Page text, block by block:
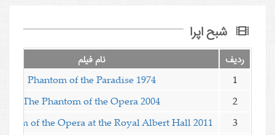
شبح اپرا
ردیف نام فیلم
1
Phantom of the Paradise 1974
2
The Phantom of the Opera 2004
3
of the Opera at the Royal Albert Hall 2011